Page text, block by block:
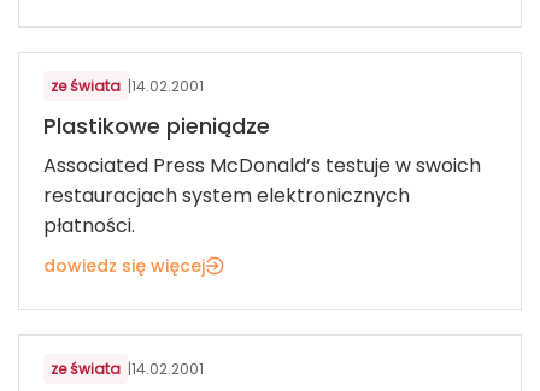
ze świata |14.02.2001
Plastikowe pieniądze
Associated Press McDonald’s testuje w swoich
restauracjach system elektronicznych
płatności.
dowiedz się więcej
ze świata |14.02.2001